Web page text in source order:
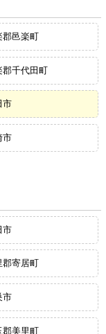
郡邑楽町
郡千代田町
市
市
市
郡寄居町
市
郡美里町